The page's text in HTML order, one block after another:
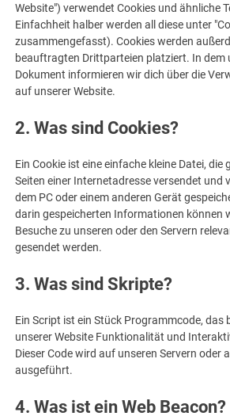
Website") verwendet Cookies und ähnliche
Einfachheit halber werden all diese unter
zusammengefasst). Cookies werden
beauftragten Drittparteien platziert. In dem
Dokument informieren wir dich über die
auf unserer Website.
2. Was sind Cookies?
Ein Cookie ist eine einfache kleine Datei, die
Seiten einer Internetadresse versendet und
dem PC oder einem anderen Gerät
darin gespeicherten Informationen können
Besuche zu unseren oder den Servern
gesendet werden.
3. Was sind Skripte?
Ein Script ist ein Stück Programmcode, das
unserer Website Funktionalität und
Dieser Code wird auf unseren Servern oder
ausgeführt.
4. Was ist ein Web Beacon?